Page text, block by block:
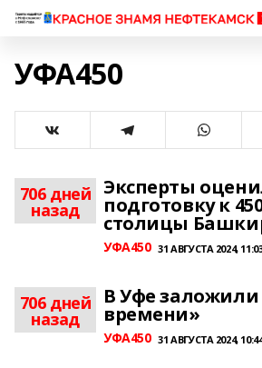
УФА450
706 дней
назад
Эксперты
подготовку к
столицы
УФА450 31 АВГУСТА 2024,
706 дней
назад
В Уфе заложили
времени»
УФА450 31 АВГУСТА 2024,